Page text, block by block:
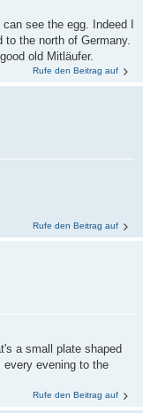
see the egg. Indeed I
the north of Germany.
old Mitläufer.
Rufe den Beitrag auf
Rufe den Beitrag auf
a small plate shaped
evening to the
Rufe den Beitrag auf